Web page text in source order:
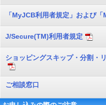
「MyJCB利用者規定」および
J/Secure(TM)利用者規定
ショッピングスキップ・分割・
ご相談窓口